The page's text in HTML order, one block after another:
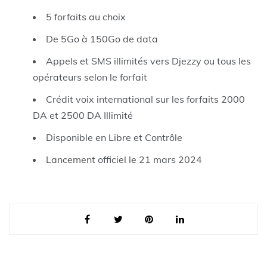
5 forfaits au choix
De 5Go à 150Go de data
Appels et SMS illimités vers Djezzy ou tous les
opérateurs selon le forfait
Crédit voix international sur les forfaits 2000
DA et 2500 DA Illimité
Disponible en Libre et Contrôle
Lancement officiel le 21 mars 2024